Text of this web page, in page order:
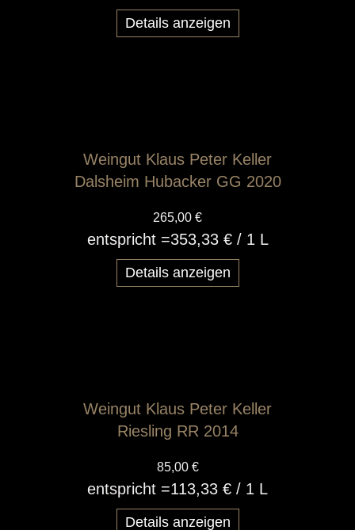
Details anzeigen
Weingut Klaus Peter Keller
Dalsheim Hubacker GG 2020
265,00 €
entspricht =353,33 €/ 1 L
Details anzeigen
Weingut Klaus Peter Keller
Riesling RR 2014
85,00 €
entspricht =113,33 € / 1 L
Details anzeigen